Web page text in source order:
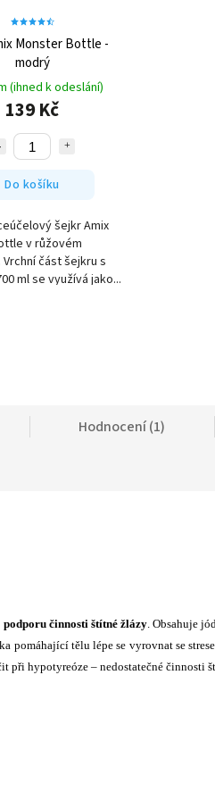
Monster Bottle -
modrý
(ihned k odeslání)
139 Kč
Do košíku
šejkr Amix
v růžovém
část šejkru s
ml se využívá jako...
Hodnocení (1)
činnosti štítné žlázy. Obsahuje
pomáhající tělu lépe se vyrovnat se
při hypotyreóze – nedostatečné činnosti